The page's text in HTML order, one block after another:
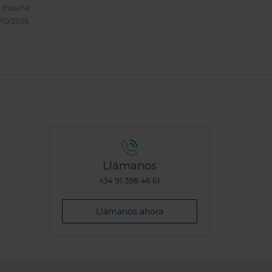
España
10/2025
Llámanos
+34 91 398 46 61
Llámanos ahora